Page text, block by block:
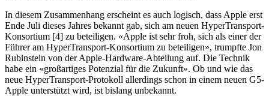
In diesem Zusammenhang erscheint es auch logisch, dass Apple erst
Ende Juli dieses Jahres bekannt gab, sich am neuen HyperTransport-
Konsortium [4] zu beteiligen. «Apple ist sehr froh, sich als einer der
Führer am HyperTransport-Konsortium zu beteiligen», trumpfte Jon
Rubinstein von der Apple-Hardware-Abteilung auf. Die Technik
habe ein «großartiges Potenzial für die Zukunft». Ob und wie das
neue HyperTransport-Protokoll allerdings schon in einem neuen G5-
Apple unterstützt wird, ist bislang unbekannt.